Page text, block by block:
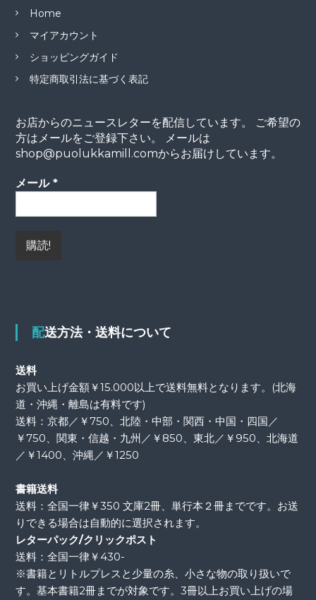
Home
マイアカウント
ショッピングガイド
特定商取引法に基づく表記
お店からのニュースレターを配信しています。 ご希望の
方はメールをご登録下さい。 メールは
shop@puolukkamill.comからお届けしています。
メール *
配送方法・送料について
送料
お買い上げ金額￥15.000以上で送料無料となります。(北海
道・沖縄・離島は有料です)
送料：京都／￥750、北陸・中部・関西・中国・四国／
￥750、関東・信越・九州／￥850、東北／￥950、北海道
／￥1400、沖縄／￥1250
書籍送料
送料：全国一律￥350 文庫2冊、単行本２冊までです。お送
りできる場合は自動的に選択されます。
レターパック/クリックポスト
送料：全国一律￥430-
※書籍とリトルプレスと少量の糸、小さな物の取り扱いで
す。基本書籍2冊までが対象です。3冊以上お買い上げの場